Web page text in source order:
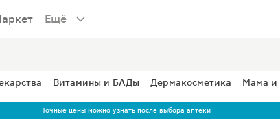
Ещё
Витамины и БАДы Дермакосметика Мама
Точные цены можно узнать после выбора аптеки